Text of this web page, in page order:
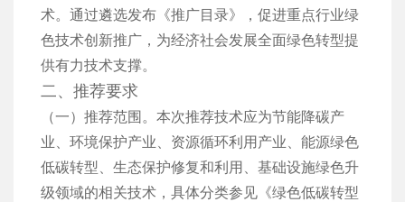
术。通过遴选发布《推广目录》，促进重点行业绿
色技术创新推广，为经济社会发展全面绿色转型提
供有力技术支撑。
二、推荐要求
（一）推荐范围。本次推荐技术应为节能降碳产
业、环境保护产业、资源循环利用产业、能源绿色
低碳转型、生态保护修复和利用、基础设施绿色升
级领域的相关技术，具体分类参见《绿色低碳转型